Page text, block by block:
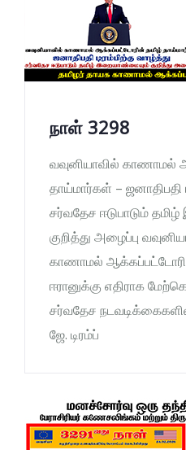
நாள் 3298
வவுனியாவில் காணாமல்
தாய்மார்கள் – ஜனாதிபதி
சர்வதேச ஈடுபாடும்
குறித்து அழைப்பு
காணாமல்
ஈரானுக்கு எதிராக
சர்வதேச
ஜே. டிரம்ப்